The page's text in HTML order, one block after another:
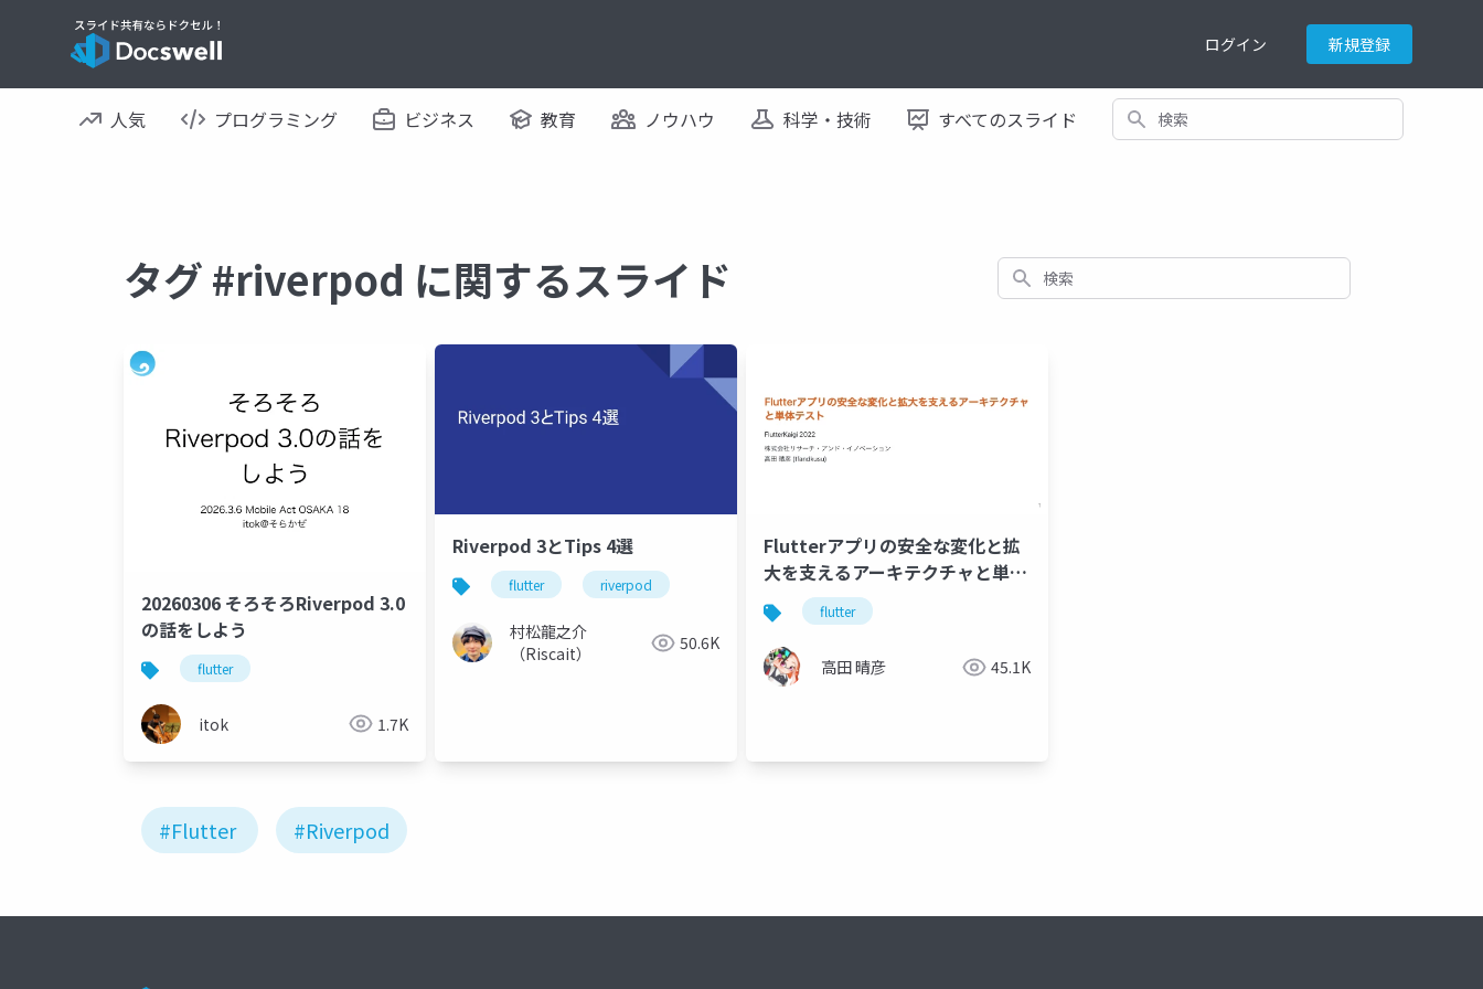
ログイン 新規登録
人気 プログラミング ビジネス 教育 ノウハウ 科学・技術 すべてのスライド 検索
タグ #riverpod に関するスライド 検索
20260306 そろそろRiverpod 3.0
の話をしよう
flutter
itok 1.7K
Riverpod 3とTips 4選
flutter riverpod
村松龍之介
（Riscait）
50.6K
Flutterアプリの安全な変化と拡
大を支えるアーキテクチャと単体
テストflutter
高田 晴彦 45.1K
#Flutter #Riverpod